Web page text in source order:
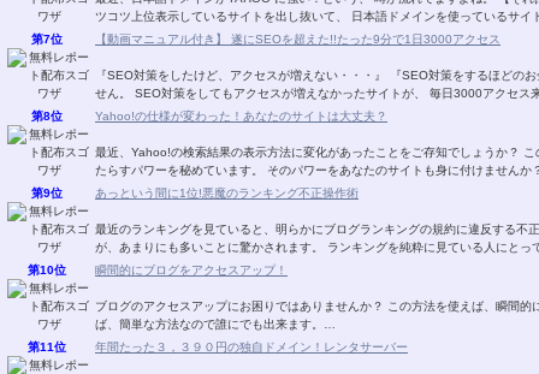
ツコツ上位表示しているサイトを出し抜いて、 日本語ドメインを使っている
第7位
【動画マニュアル付き】 遂にSEOを超えた!!たった9分で1日3000アクセス
『SEO対策をしたけど、アクセスが増えない・・・』 『SEO対策をするほどのお金も無い・・・』 もう、こ
せん。 SEO対策をしてもアクセスが増えなかったサイトが、 毎日3000アクセ
第8位
Yahoo!の仕様が変わった！あなたのサイトは大丈夫？
最近、Yahoo!の検索結果の表示方法に変化があったことをご存知でしょうか？ この変化は、ユーザーのクリック誘導に大きな変化をも
第9位 あっという間に1位!悪魔のランキング不正操作術
最近のランキングを見ていると、明らかにブログランキングの規約に違反する不
が、あまりにも多いことに驚かされます。 ランキングを
第10位
瞬間的にブログをアクセスアップ！
ブログのアクセスアップにお困りではありませんか？ この方法を使えば、瞬間的にアクセスがあがります！ 一度、手順を覚えてしまえ
ば、簡単な方法なので誰にでも出来ます。…
第11位
年間たった３，３９０円の独自ドメイン！レンタサーバー